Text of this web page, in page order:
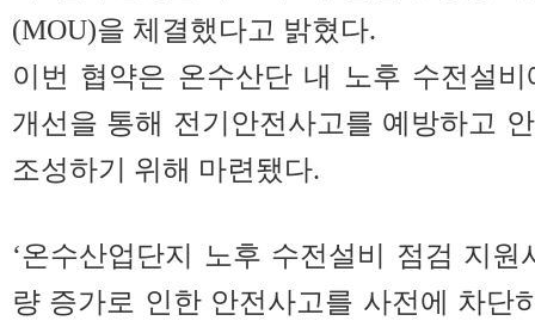
(MOU)을 체결했다고 밝혔다.
이번 협약은 온수산단 내 노후 수전설
개선을 통해 전기안전사고를 예방하고
조성하기 위해 마련됐다.
‘온수산업단지 노후 수전설비 점검 지원
량 증가로 인한 안전사고를 사전에 차단